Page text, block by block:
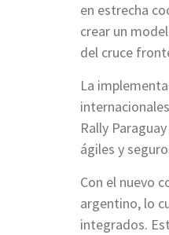
en estrecha
crear un
del cruce
La
Rally
ágiles y
Con el nuevo
argentino, lo
integrados.